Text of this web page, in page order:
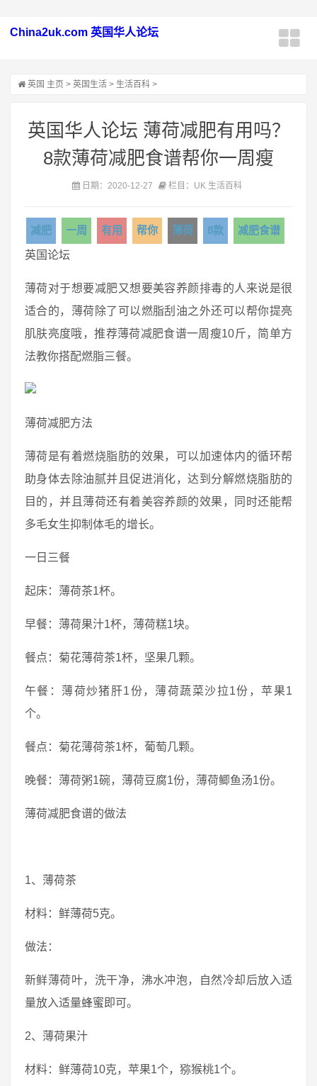
China2uk.com 英国华人论坛
英国 主页 > 英国生活 > 生活百科 >
英国华人论坛 薄荷减肥有用吗？
8款薄荷减肥食谱帮你一周瘦
日期：2020-12-27 栏目：UK 生活百科
减肥 一周 有用 帮你 薄荷 8款 减肥食谱
英国论坛
薄荷对于想要减肥又想要美容养颜排毒的人来说是很
适合的，薄荷除了可以燃脂刮油之外还可以帮你提亮
肌肤亮度哦，推荐薄荷减肥食谱一周瘦10斤，简单方
法教你搭配燃脂三餐。
薄荷减肥方法
薄荷是有着燃烧脂肪的效果，可以加速体内的循环帮
助身体去除油腻并且促进消化，达到分解燃烧脂肪的
目的，并且薄荷还有着美容养颜的效果，同时还能帮
多毛女生抑制体毛的增长。
一日三餐
起床：薄荷茶1杯。
早餐：薄荷果汁1杯，薄荷糕1块。
餐点：菊花薄荷茶1杯，坚果几颗。
午餐：薄荷炒猪肝1份，薄荷蔬菜沙拉1份，苹果1
个。
餐点：菊花薄荷茶1杯，葡萄几颗。
晚餐：薄荷粥1碗，薄荷豆腐1份，薄荷鲫鱼汤1份。
薄荷减肥食谱的做法
1、薄荷茶
材料：鲜薄荷5克。
做法：
新鲜薄荷叶，洗干净，沸水冲泡，自然冷却后放入适
量放入适量蜂蜜即可。
2、薄荷果汁
材料：鲜薄荷10克，苹果1个，猕猴桃1个。